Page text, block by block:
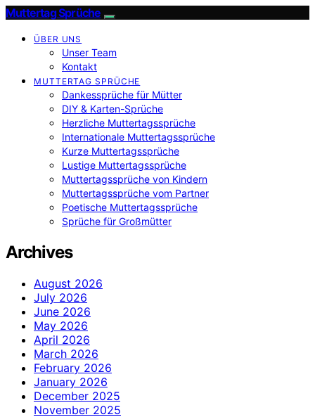
Muttertag Sprüche
ÜBER UNS
Unser Team
Kontakt
MUTTERTAG SPRÜCHE
Dankessprüche für Mütter
DIY & Karten-Sprüche
Herzliche Muttertagssprüche
Internationale Muttertagssprüche
Kurze Muttertagssprüche
Lustige Muttertagssprüche
Muttertagssprüche von Kindern
Muttertagssprüche vom Partner
Poetische Muttertagssprüche
Sprüche für Großmütter
Archives
August 2026
July 2026
June 2026
May 2026
April 2026
March 2026
February 2026
January 2026
December 2025
November 2025